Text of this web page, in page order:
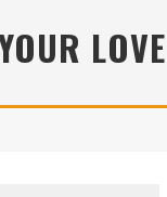
LOVE